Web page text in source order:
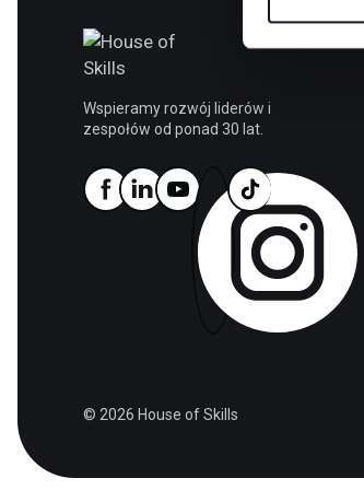
d
Wspieramy rozwój liderów i
zespołów od ponad 30 lat.
© 2026 House of Skills